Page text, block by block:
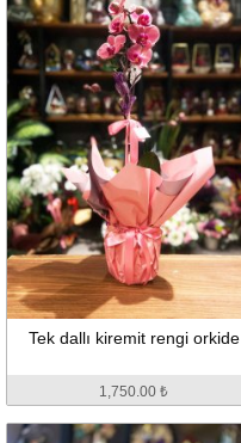
Tek dallı kiremit rengi orkide
1,750.00 ₺